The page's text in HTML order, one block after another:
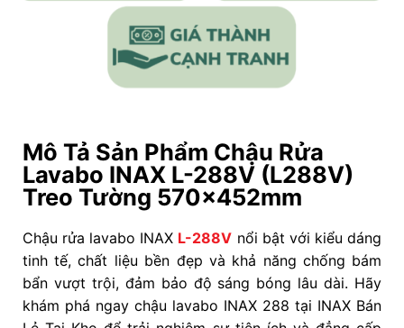
Mô Tả Sản Phẩm Chậu Rửa
Lavabo INAX L-288V (L288V)
Treo Tường 570x452mm
Chậu rửa lavabo INAX L-288V nổi bật với kiểu dáng
tinh tế, chất liệu bền đẹp và khả năng chống bám
bẩn vượt trội, đảm bảo độ sáng bóng lâu dài. Hãy
khám phá ngay chậu lavabo INAX 288 tại INAX Bán